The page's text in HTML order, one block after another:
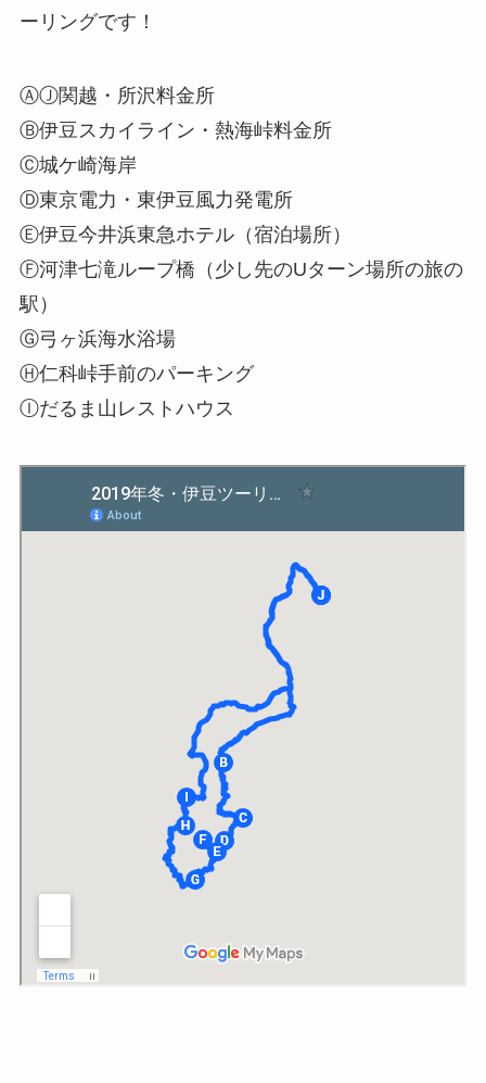
ーリングです！
ⒶⒿ関越・所沢料金所
Ⓑ伊豆スカイライン・熱海峠料金所
Ⓒ城ケ崎海岸
Ⓓ東京電力・東伊豆風力発電所
Ⓔ伊豆今井浜東急ホテル（宿泊場所）
Ⓕ河津七滝ループ橋（少し先のUターン場所の旅の
駅）
Ⓖ弓ヶ浜海水浴場
Ⓗ仁科峠手前のパーキング
Ⓘだるま山レストハウス